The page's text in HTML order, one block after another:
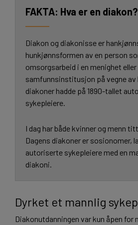
Hva er en diakon?
Diakon og diakonisse er
hunkjønnsformen av en person
omsorgsarbeid i en menighet eller
samfunnsinstitusjon på vegne av
diakoner hadde på 1890-tallet
sykepleiere.
I dag har både kvinner og menn
Dagens diakoner er sosionomer,
autoriserte sykepleiere med en
diakoni.
Dyrket et mannlig
Diakonutdanningen var kun åpen for